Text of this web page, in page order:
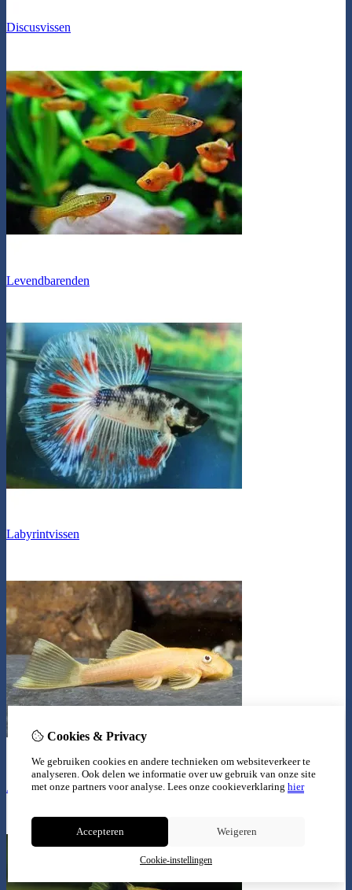
Discusvissen
Levendbarenden
Labyrintvissen
Algeneters
Cookies & Privacy
We gebruiken cookies en andere technieken om websiteverkeer te
analyseren. Ook delen we informatie over uw gebruik van onze site
met onze partners voor analyse. Lees onze cookieverklaring hier
Accepteren Weigeren
Cookie-instellingen